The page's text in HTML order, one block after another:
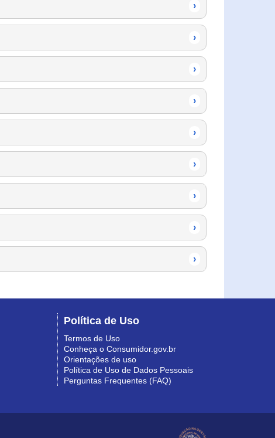
›
›
›
›
›
›
›
›
›
Política de Uso
Termos de Uso
Conheça o Consumidor.gov.br
Orientações de uso
Política de Uso de Dados Pessoais
Perguntas Frequentes (FAQ)